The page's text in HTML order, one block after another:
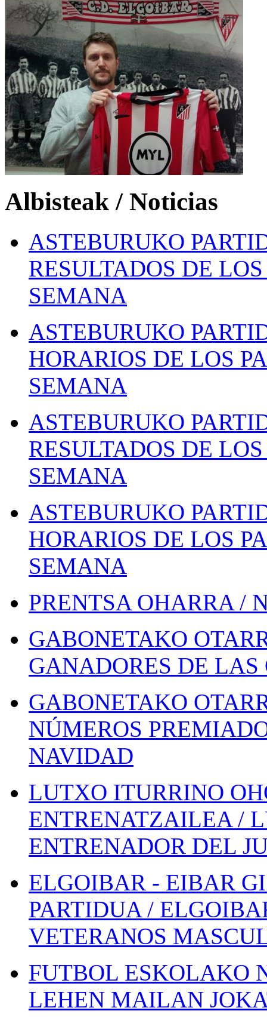
Albisteak / Noticias
ASTEBURUKO
RESULTADOS DE
SEMANA
ASTEBURUKO
HORARIOS DE LOS
SEMANA
ASTEBURUKO
RESULTADOS DE
SEMANA
ASTEBURUKO
HORARIOS DE LOS
SEMANA
PRENTSA OHARRA /
GABONETAKO
GANADORES DE
GABONETAKO
NÚMEROS
NAVIDAD
LUTXO ITURRINO
ENTRENATZAILEA /
ENTRENADOR DEL
ELGOIBAR - EIBAR
PARTIDUA /
VETERANOS
FUTBOL ESKOLAKO
LEHEN MAILAN